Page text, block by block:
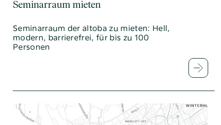
Seminarraum mieten
Seminarraum der altoba zu mieten: Hell,
modern, barrierefrei, für bis zu 100
Personen